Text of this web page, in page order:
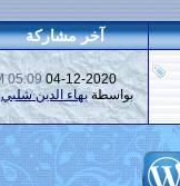
آخر مشاركة
04-12-2020
05:09 PM
بواسطةبهاء الدين شلبي